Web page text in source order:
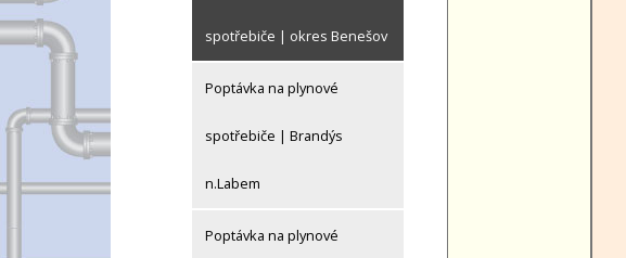
spotřebiče | okres Benešov
Poptávka na plynové
spotřebiče | Brandýs
n.Labem
Poptávka na plynové